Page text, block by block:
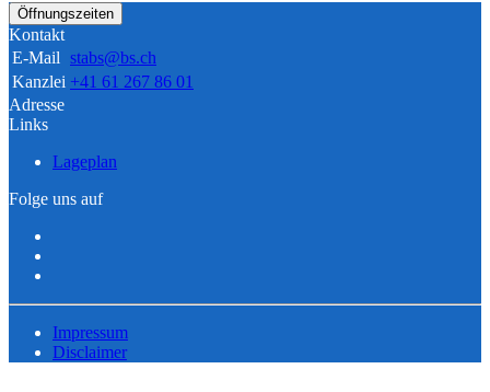
Öffnungszeiten
Kontakt
E-Mail stabs@bs.ch
Kanzlei +41 61 267 86 01
Adresse
Links
Lageplan
Folge uns auf
Impressum
Disclaimer